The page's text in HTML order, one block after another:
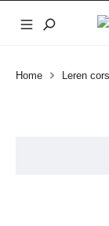
Ga naar de
Home Leren